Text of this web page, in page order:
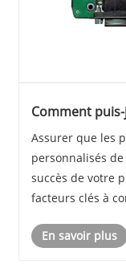
Comment
Assurer que les
personnalisés
succès de votre
facteurs clés à
et les
En savoir plus